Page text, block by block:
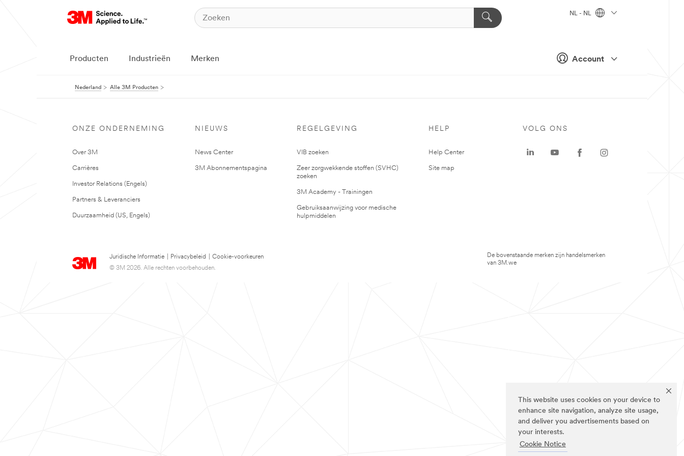
This website uses cookies on your device to
enhance site navigation, analyze site usage,
and deliver you advertisements based on
your interests.
Cookie Notice
Account
NL - NL
Producten Industrieën Merken
Nederland Alle 3M Producten
ONZE ONDERNEMING
Over 3M
Carrières
Investor Relations (Engels)
Partners & Leveranciers
Duurzaamheid (US, Engels)
NIEUWS
News Center
3M Abonnementspagina
REGELGEVING
VIB zoeken
Zeer zorgwekkende stoffen (SVHC)
zoeken
3M Academy - Trainingen
Gebruiksaanwijzing voor medische
hulpmiddelen
HELP
Help Center
Site map
Juridische Informatie Privacybeleid
Cookie-voorkeuren
© 3M 2026. Alle rechten voorbehouden.
VOLG ONS
De bovenstaande merken zijn handelsmerken
van 3M.we